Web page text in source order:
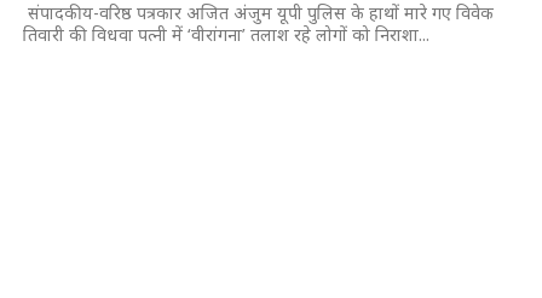
संपादकीय-वरिष्ठ पत्रकार अजित अंजुम यूपी पुलिस के हाथों मारे गए विवेक
तिवारी की विधवा पत्नी में ‘वीरांगना’ तलाश रहे लोगों को निराशा...